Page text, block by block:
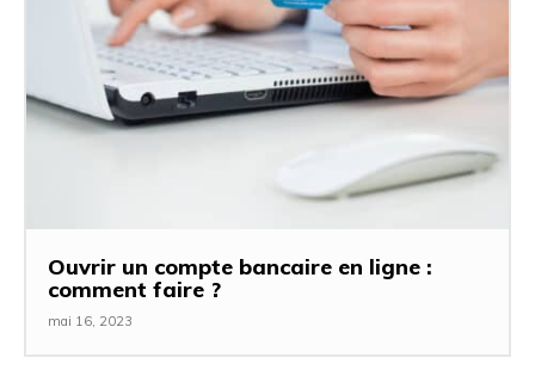
Ouvrir un compte bancaire en ligne :
comment faire ?
mai 16, 2023